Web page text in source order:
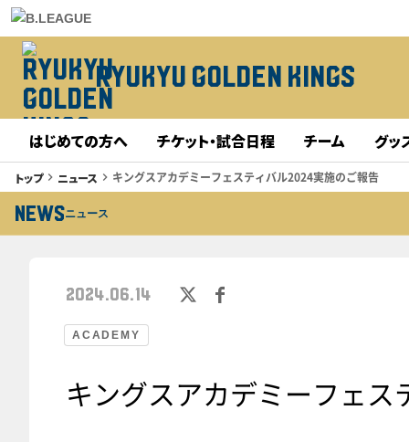
RYUKYU GOLDEN KINGS
はじめての方へ チケット・試合日程 チーム グッ
トップkeyboard_arrow_right ニュース keyboard_arrow_right キングスアカデミーフェスティバル2024実施のご報告
NEWSニュース
ACADEMY
2024.06.14
キングスアカデミーフェ